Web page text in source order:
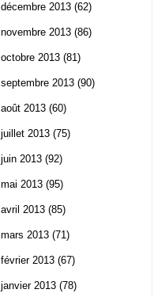
décembre 2013 (62)
novembre 2013 (86)
octobre 2013 (81)
septembre 2013 (90)
août 2013 (60)
juillet 2013 (75)
juin 2013 (92)
mai 2013 (95)
avril 2013 (85)
mars 2013 (71)
février 2013 (67)
janvier 2013 (78)